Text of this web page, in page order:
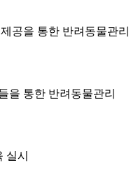
공을 통한 반려동물관리
을 통한 반려동물관리
실시